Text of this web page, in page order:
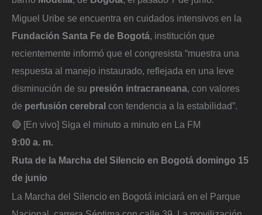
Miguel Uribe se encuentra en cuidados intensivos en la
Fundación Santa Fe de Bogotá, institución que
recientemente informó que el congresista “muestra una
respuesta al manejo instaurado, reflejada en una leve
disminución de su presión intracraneana, con valores
de perfusión cerebral con tendencia a la estabilidad”.
🔴 [En vivo] Siga el minuto a minuto en La FM
9:00 a. m.
Ruta de la Marcha del Silencio en Bogotá domingo 15
de junio
La Marcha del Silencio en Bogotá iniciará en el Parque